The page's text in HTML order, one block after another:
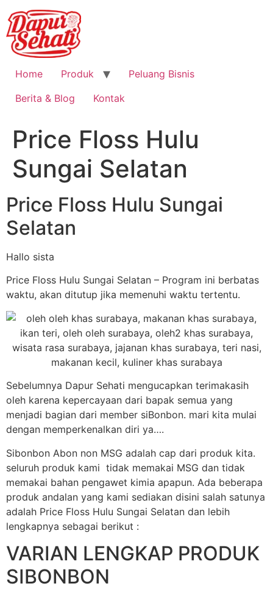
Home Produk
Peluang Bisnis
Berita & Blog
Kontak
Price Floss Hulu
Sungai Selatan
Price Floss Hulu Sungai
Selatan
Hallo sista
Price Floss Hulu Sungai Selatan – Program ini berbatas
waktu, akan ditutup jika memenuhi waktu tertentu.
Sebelumnya Dapur Sehati mengucapkan terimakasih
oleh karena kepercayaan dari bapak semua yang
menjadi bagian dari member siBonbon. mari kita mulai
dengan memperkenalkan diri ya….
Sibonbon Abon non MSG adalah cap dari produk kita.
seluruh produk kami tidak memakai MSG dan tidak
memakai bahan pengawet kimia apapun. Ada beberapa
produk andalan yang kami sediakan disini salah satunya
adalah Price Floss Hulu Sungai Selatan dan lebih
lengkapnya sebagai berikut :
VARIAN LENGKAP PRODUK
SIBONBON